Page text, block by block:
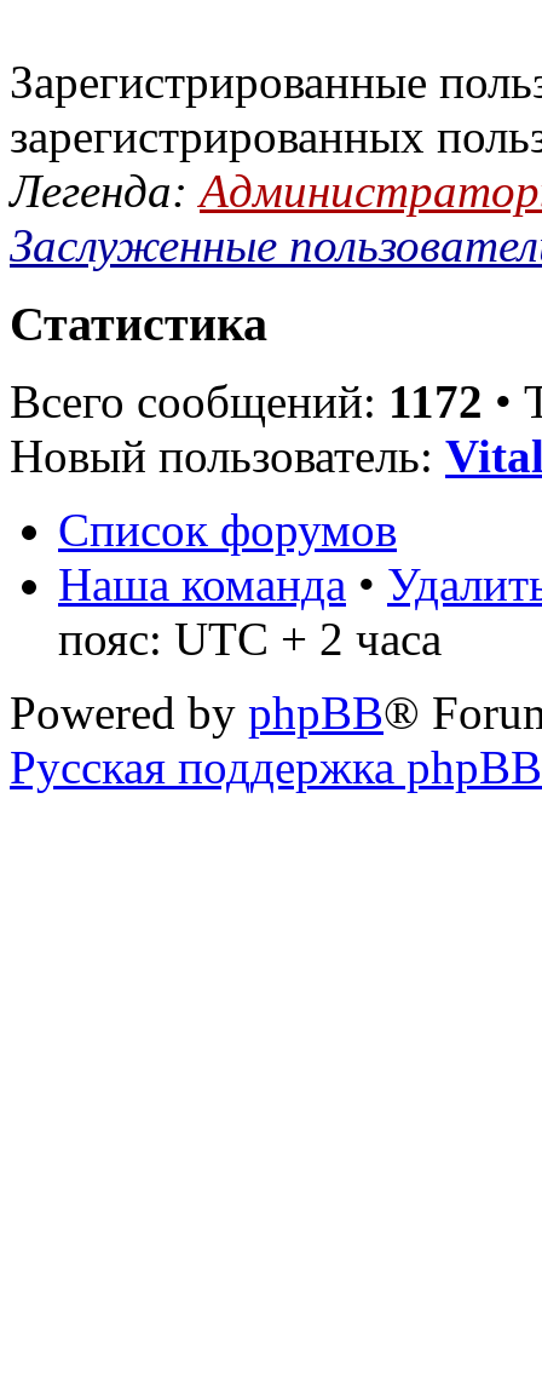
Зарегистрированные
зарегистрированных
Легенда:
Заслуженные
Статистика
Всего сообщений: 1172 •
Новый пользователь:
Список форумов
Наша команда •
пояс: UTC + 2 часа
Powered by phpBB®
Русская поддержка phpBB